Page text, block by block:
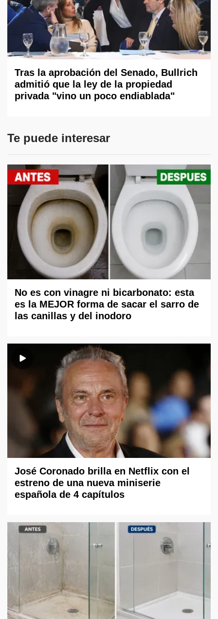
Tras la aprobación del Senado, Bullrich
admitió que la ley de la propiedad
privada "vino un poco endiablada"
Te puede interesar
No es con vinagre ni bicarbonato: esta
es la MEJOR forma de sacar el sarro de
las canillas y del inodoro
José Coronado brilla en Netflix con el
estreno de una nueva miniserie
española de 4 capítulos